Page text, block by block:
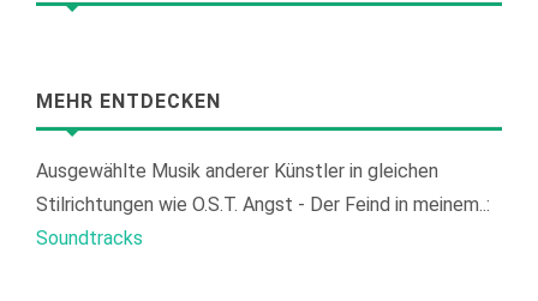
MEHR ENTDECKEN
Ausgewählte Musik anderer Künstler in gleichen
Stilrichtungen wie O.S.T. Angst - Der Feind in meinem..:
Soundtracks